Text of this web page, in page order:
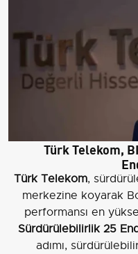
Türk Telekom,
Türk Telekom,
merkezine koyarak
performansı en
Sürdürülebilirlik 25
adımı,